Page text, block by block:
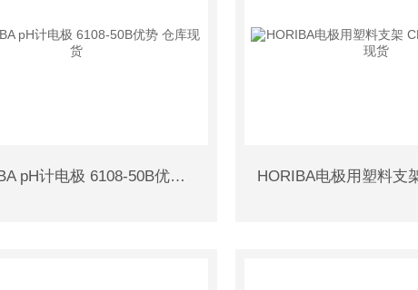
HORIBA pH计电极 6108-50B优势 仓库现货